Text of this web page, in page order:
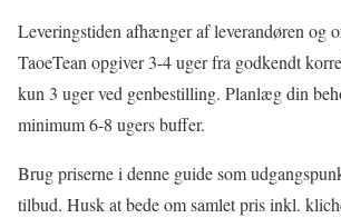
Leveringstiden afhænger af leverandøren og
TaoeTean opgiver 3-4 uger fra godkendt
kun 3 uger ved genbestilling. Planlæg din
minimum 6-8 ugers buffer.
Brug priserne i denne guide som
tilbud. Husk at bede om samlet pris inkl.